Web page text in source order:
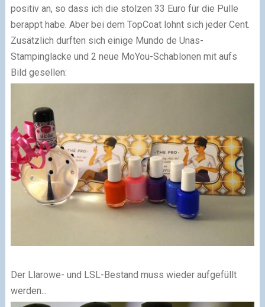
positiv an, so dass ich die stolzen 33 Euro für die Pulle
berappt habe. Aber bei dem TopCoat lohnt sich jeder Cent.
Zusätzlich durften sich einige Mundo de Unas-
Stampinglacke und 2 neue MoYou-Schablonen mit aufs
Bild gesellen:
Der Llarowe- und LSL-Bestand muss wieder aufgefüllt
werden...